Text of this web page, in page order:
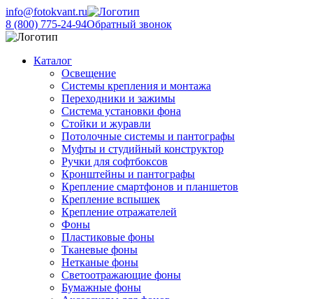
info@fotokvant.ru
8 (800) 775-24-94Обратный звонок
Каталог
Освещение
Системы крепления и монтажа
Переходники и зажимы
Система установки фона
Стойки и журавли
Потолочные системы и пантографы
Муфты и студийный конструктор
Ручки для софтбоксов
Кронштейны и пантографы
Крепление смартфонов и планшетов
Крепление вспышек
Крепление отражателей
Фоны
Пластиковые фоны
Тканевые фоны
Нетканые фоны
Светоотражающие фоны
Бумажные фоны